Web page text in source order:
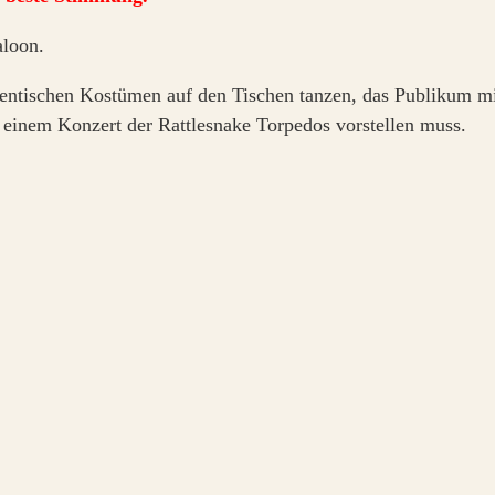
Kostümen auf den Tischen tanzen, das Publikum
Konzert der Rattlesnake Torpedos vorstellen muss.